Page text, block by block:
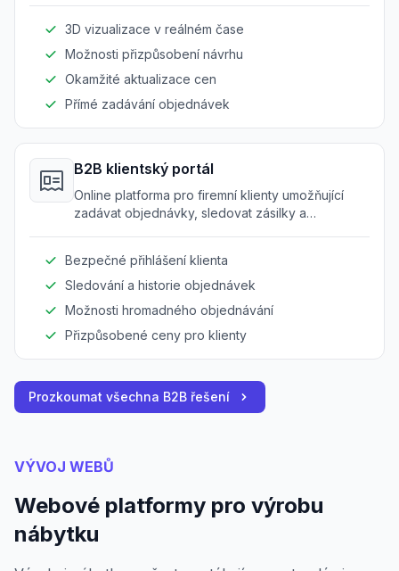
3D vizualizace v reálném čase
Možnosti přizpůsobení návrhu
Okamžité aktualizace cen
Přímé zadávání objednávek
B2B klientský portál
Online platforma pro firemní klienty umožňující
zadávat objednávky, sledovat zásilky a
Bezpečné přihlášení klienta
Sledování a historie objednávek
Možnosti hromadného objednávání
Přizpůsobené ceny pro klienty
Prozkoumat všechna B2B řešení
VÝVOJ WEBŮ
Webové platformy pro výrobu
nábytku